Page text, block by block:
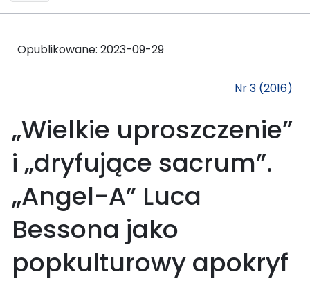
Opublikowane: 2023-09-29
Nr 3 (2016)
„Wielkie uproszczenie”
i „dryfujące sacrum”.
„Angel-A” Luca
Bessona jako
popkulturowy apokryf